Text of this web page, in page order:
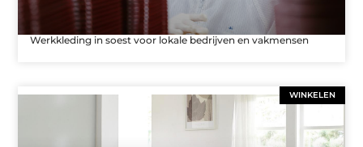
Werkkleding in soest voor lokale bedrijven en vakmensen
WINKELEN